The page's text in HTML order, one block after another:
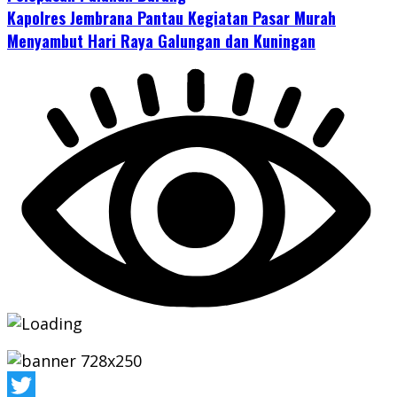
Kapolres Jembrana Pantau Kegiatan Pasar Murah
Menyambut Hari Raya Galungan dan Kuningan